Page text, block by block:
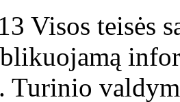
Visos teisės
Turinio